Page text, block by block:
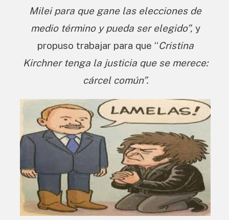
Milei para que gane las elecciones de
medio término y pueda ser elegido”, y
propuso trabajar para que “Cristina
Kirchner tenga la justicia que se merece:
cárcel común”.